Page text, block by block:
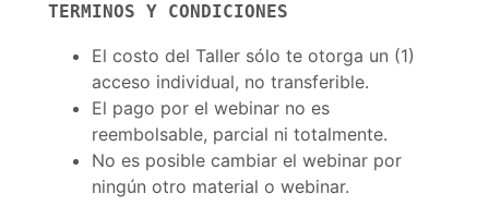
TERMINOS Y CONDICIONES
El costo del Taller sólo te otorga un (1)
acceso individual, no transferible.
El pago por el webinar no es
reembolsable, parcial ni totalmente.
No es posible cambiar el webinar por
ningún otro material o webinar.